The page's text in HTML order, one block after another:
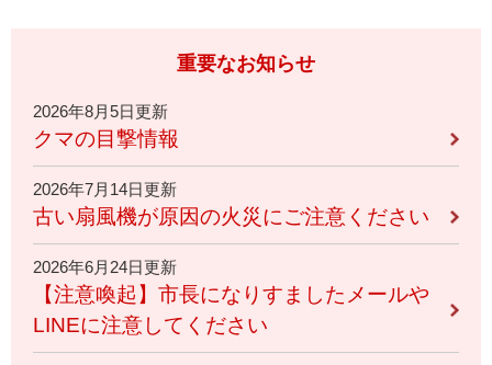
重要なお知らせ
2026年8月5日更新
クマの目撃情報
2026年7月14日更新
古い扇風機が原因の火災にご注意ください
2026年6月24日更新
【注意喚起】市長になりすましたメールや
LINEに注意してください